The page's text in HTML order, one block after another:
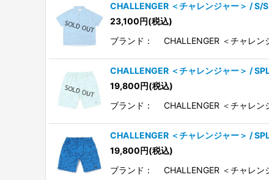
CHALLENGER ＜チャレンジャー＞ / S/
23,100円(税込)
ブランド： CHALLENGER ＜チャレ
CHALLENGER ＜チャレンジャー＞ /
19,800円(税込)
ブランド： CHALLENGER ＜チャレ
CHALLENGER ＜チャレンジャー＞ /
19,800円(税込)
ブランド： CHALLENGER ＜チャレ